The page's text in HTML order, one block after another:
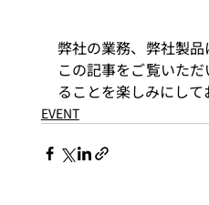
弊社の業務、弊社製品
この記事をご覧いた
ることを楽しみにして
EVENT